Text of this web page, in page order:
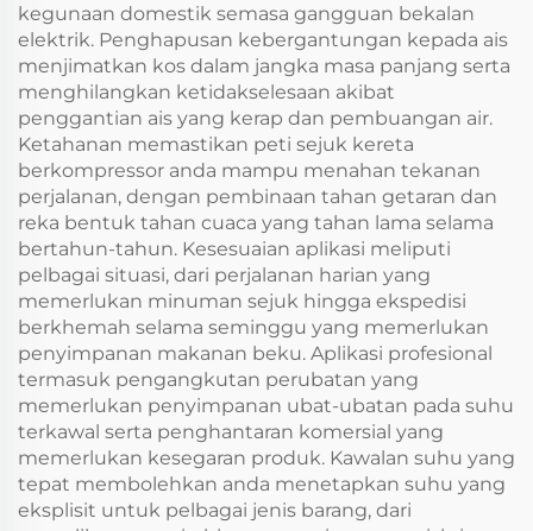
kegunaan domestik semasa gangguan bekalan
elektrik. Penghapusan kebergantungan kepada ais
menjimatkan kos dalam jangka masa panjang serta
menghilangkan ketidakselesaan akibat
penggantian ais yang kerap dan pembuangan air.
Ketahanan memastikan peti sejuk kereta
berkompressor anda mampu menahan tekanan
perjalanan, dengan pembinaan tahan getaran dan
reka bentuk tahan cuaca yang tahan lama selama
bertahun-tahun. Kesesuaian aplikasi meliputi
pelbagai situasi, dari perjalanan harian yang
memerlukan minuman sejuk hingga ekspedisi
berkhemah selama seminggu yang memerlukan
penyimpanan makanan beku. Aplikasi profesional
termasuk pengangkutan perubatan yang
memerlukan penyimpanan ubat-ubatan pada suhu
terkawal serta penghantaran komersial yang
memerlukan kesegaran produk. Kawalan suhu yang
tepat membolehkan anda menetapkan suhu yang
eksplisit untuk pelbagai jenis barang, dari